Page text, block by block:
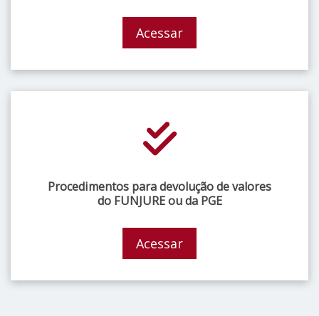
Acessar
Procedimentos para devolução de valores
do FUNJURE ou da PGE
Acessar